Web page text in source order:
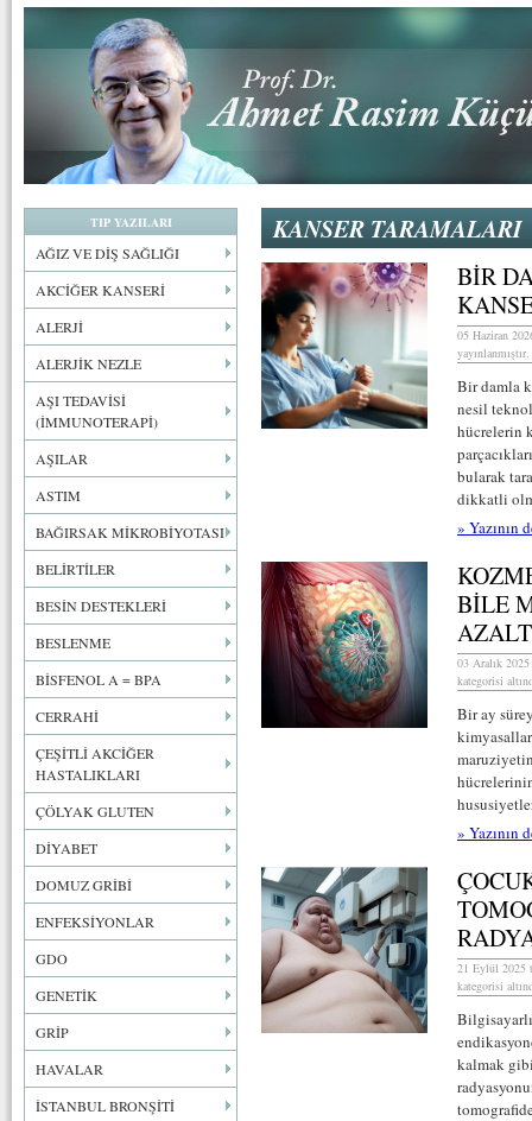
TIP YAZILARI
AĞIZ VE DİŞ SAĞLIĞI
AKCİĞER KANSERİ
ALERJİ
ALERJİK NEZLE
AŞI TEDAVİSİ
(İMMUNOTERAPİ)
AŞILAR
ASTIM
BAĞIRSAK MİKROBİYOTASI
BELİRTİLER
BESİN DESTEKLERİ
BESLENME
BİSFENOL A = BPA
CERRAHİ
ÇEŞİTLİ AKCİĞER
HASTALIKLARI
ÇÖLYAK GLUTEN
DİYABET
DOMUZ GRİBİ
ENFEKSİYONLAR
GDO
GENETİK
GRİP
HAVALAR
İSTANBUL BRONŞİTİ
KANSER TARAMALARI
BİR
05 Haziran
yayınlanmıştır.
Bir damla
nesil
hücrelerin
bularak
dikkatli
» Yazının
BİLE
03 Aralık
kategorisi
Bir ay
» Yazının
21 Eylül 2025
kategorisi
kalmak